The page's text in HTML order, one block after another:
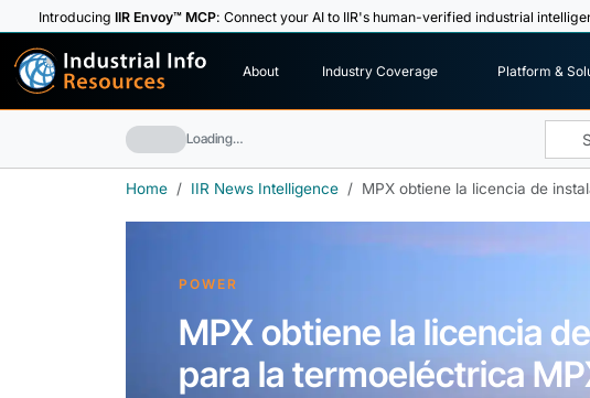
IntroducingIIR Envoy™ MCP: Connect your AI to IIR's human-verified industrial
Industrial Info
Resources About Industry Coverage Platform &
Loading…
Home IIR News Intelligence MPX obtiene la licencia de
POWER
MPX obtiene la licencia
para la termoeléctrica